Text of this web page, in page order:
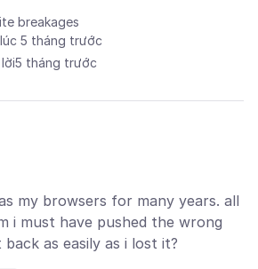
breakages
5 tháng trước
5 tháng trước
my browsers for many years. all
i must have pushed the wrong
as easily as i lost it?